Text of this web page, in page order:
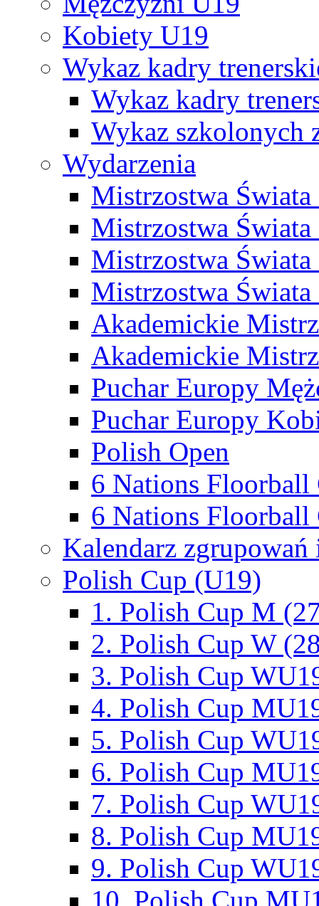
Kobiety U19
Wykaz kadry
Wykaz kadry
Wykaz szkolonych
Wydarzenia
Mistrzostwa
Mistrzostwa
Mistrzostwa
Mistrzostwa
Akademickie
Akademickie
Puchar Europy
Puchar Europy
Polish Open
6 Nations Floorball
6 Nations Floorball
Kalendarz
Polish Cup (U19)
1. Polish Cup M
2. Polish Cup W
3. Polish Cup
4. Polish Cup
5. Polish Cup
6. Polish Cup
7. Polish Cup
8. Polish Cup
9. Polish Cup
10. Polish Cup